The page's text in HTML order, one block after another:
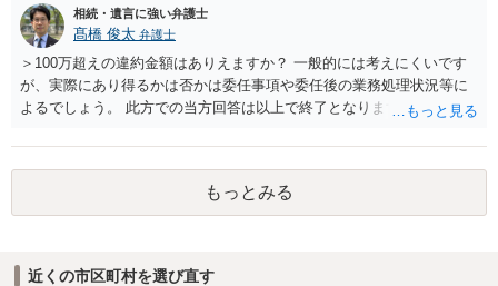
相続・遺言に強い弁護士
髙橋 俊太 弁護士
＞100万超えの違約金額はありえますか？ 一般的には考えにくいです
が、実際にあり得るかは否かは委任事項や委任後の業務処理状況等に
よるでしょう。 此方での当方回答は以上で終了となりますが、参考に
もっとみる
近くの市区町村を選び直す